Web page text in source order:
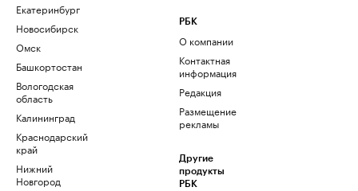
Екатеринбург
Новосибирск
Омск
Башкортостан
Вологодская
область
Калининград
Краснодарский
край
Нижний
Новгород
РБК
О компании
Контактная
информация
Редакция
Размещение
рекламы
Другие
продукты
РБК